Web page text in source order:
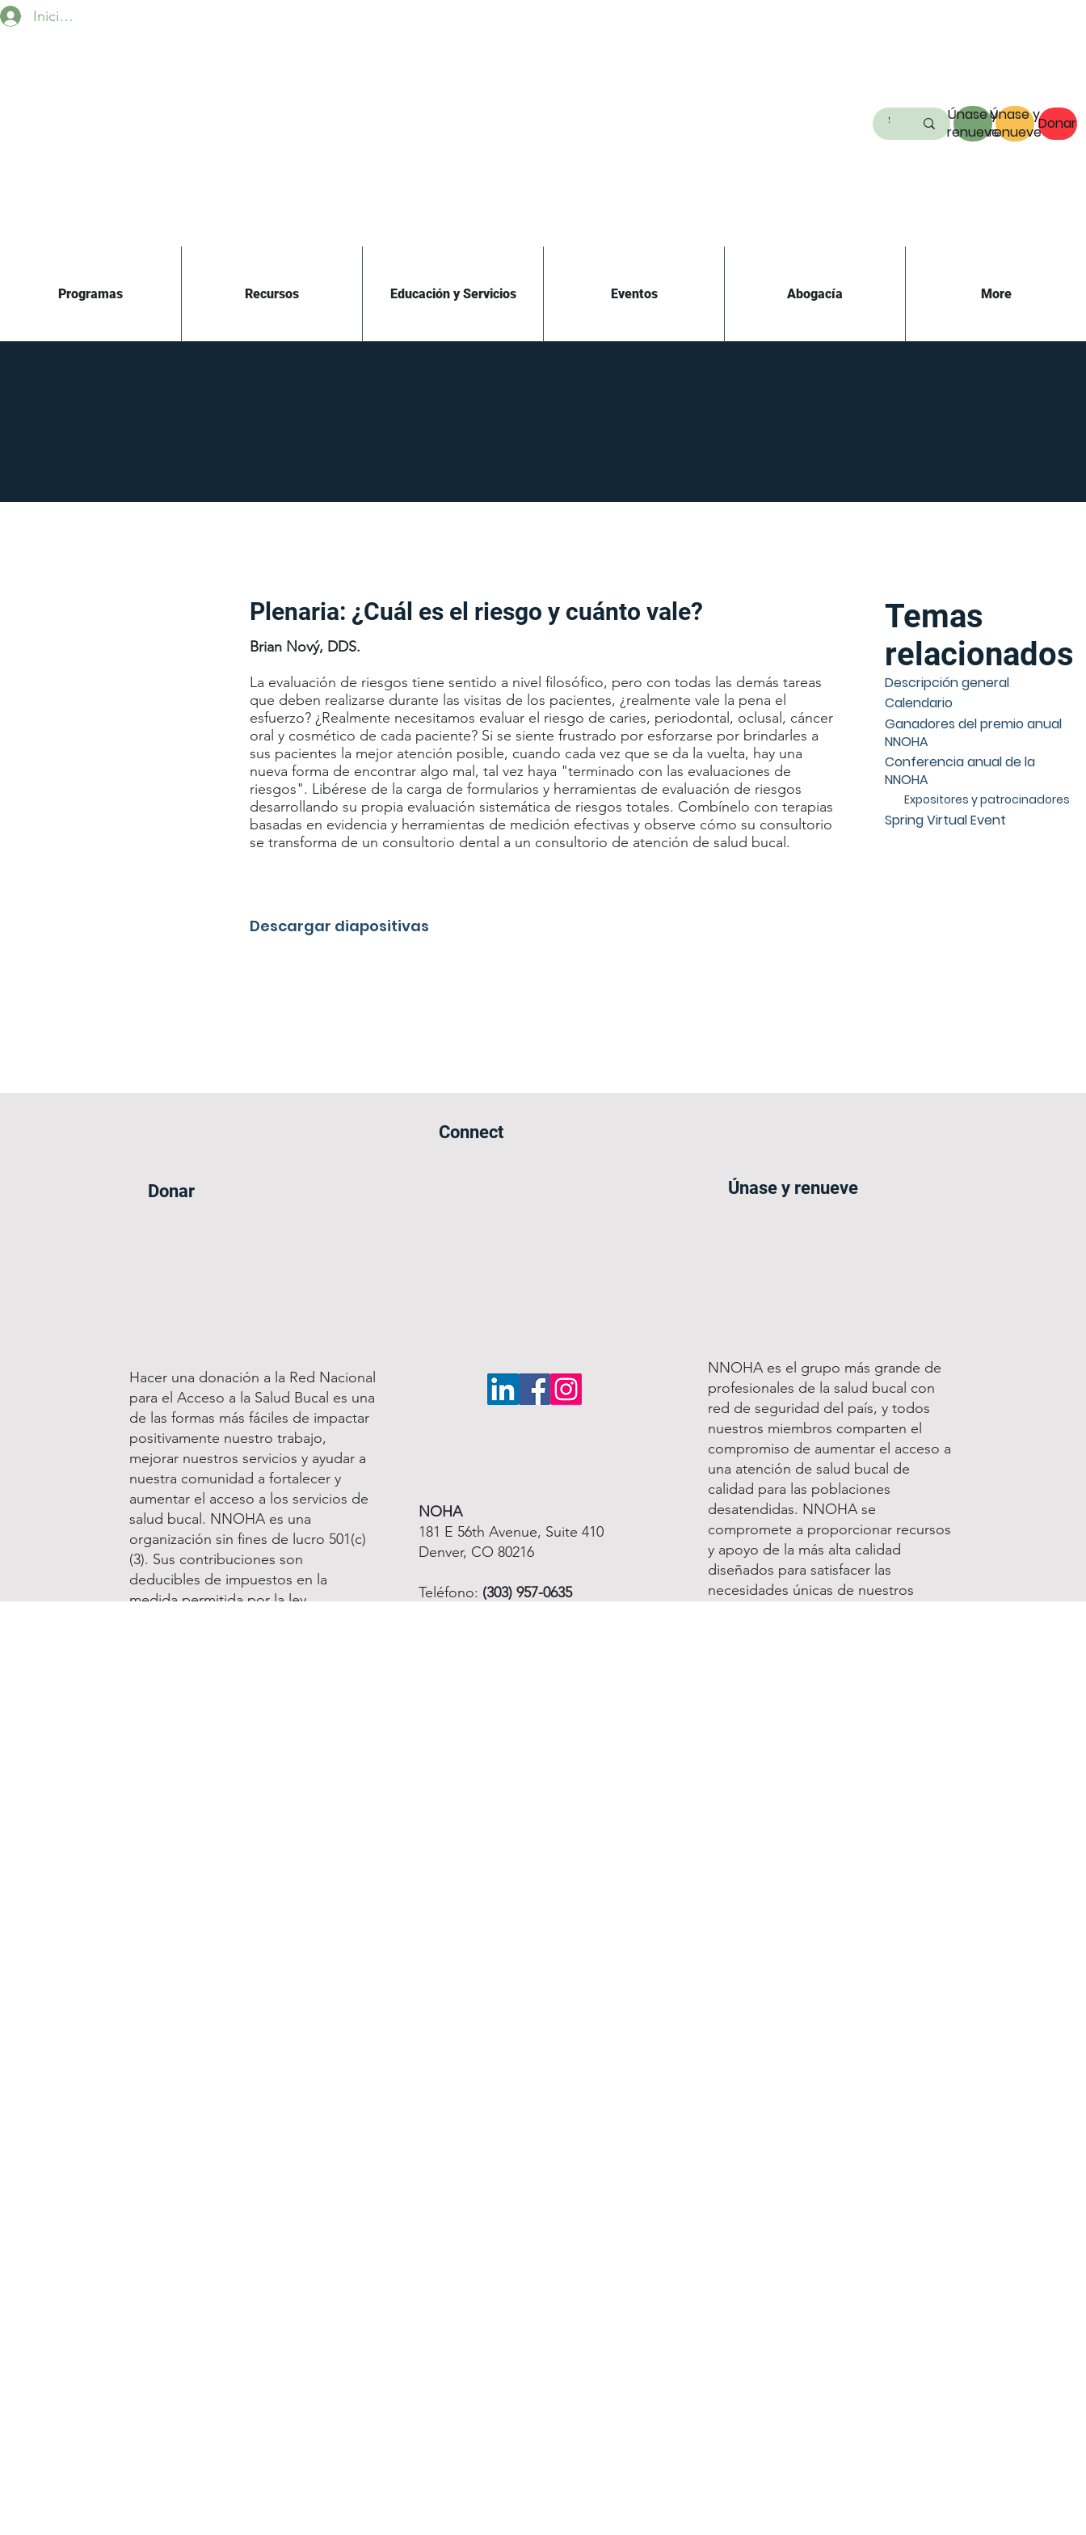
Iniciar sesión
Únase y
renueve
Únase y
renueveDonar
Programas Recursos Educación y Servicios Eventos Abogacía More
Donar
Hacer una donación a la Red Nacional
para el Acceso a la Salud Bucal es una
de las formas más fáciles de impactar
positivamente nuestro trabajo,
mejorar nuestros servicios y ayudar a
nuestra comunidad a fortalecer y
aumentar el acceso a los servicios de
salud bucal. NNOHA es una
organización sin fines de lucro 501(c)
(3). Sus contribuciones son
deducibles de impuestos en la
medida permitida por la ley.
Connect
NOHA
181 E 56th Avenue, Suite 410
Denver, CO 80216
Teléfono: (303) 957-0635
Únase y renueve
NNOHA es el grupo más grande de
profesionales de la salud bucal con
red de seguridad del país, y todos
nuestros miembros comparten el
compromiso de aumentar el acceso a
una atención de salud bucal de
calidad para las poblaciones
desatendidas. NNOHA se
compromete a proporcionar recursos
y apoyo de la más alta calidad
diseñados para satisfacer las
necesidades únicas de nuestros
Temas
relacionados
Descripción general
Calendario
Ganadores del premio anual
NNOHA
Conferencia anual de la
NNOHA
Expositores y patrocinadores
Spring Virtual Event
Brian Nový, DDS.
La evaluación de riesgos tiene sentido a nivel filosófico, pero con todas las demás tareas
que deben realizarse durante las visitas de los pacientes, ¿realmente vale la pena el
esfuerzo? ¿Realmente necesitamos evaluar el riesgo de caries, periodontal, oclusal, cáncer
oral y cosmético de cada paciente? Si se siente frustrado por esforzarse por brindarles a
sus pacientes la mejor atención posible, cuando cada vez que se da la vuelta, hay una
nueva forma de encontrar algo mal, tal vez haya "terminado con las evaluaciones de
riesgos". Libérese de la carga de formularios y herramientas de evaluación de riesgos
desarrollando su propia evaluación sistemática de riesgos totales. Combínelo con terapias
basadas en evidencia y herramientas de medición efectivas y observe cómo su consultorio
se transforma de un consultorio dental a un consultorio de atención de salud bucal.
Plenaria: ¿Cuál es el riesgo y cuánto vale?
Descargar diapositivas